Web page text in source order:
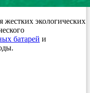
жестких экологических
батарей и